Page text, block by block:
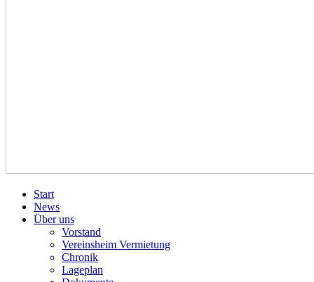
Start
News
Über uns
Vorstand
Vereinsheim Vermietung
Chronik
Lageplan